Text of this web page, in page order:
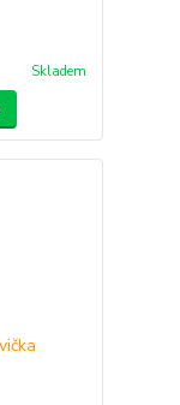
Skladem